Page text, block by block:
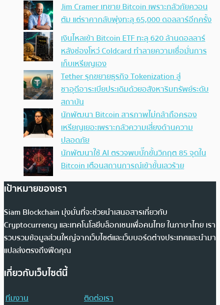
Jim Cramer เทขาย Bitcoin เพราะกลัวภัยควอน
ตัม แต่ราคากลับพุ่งทะลุ 65,000 ดอลลาร์อีกครั้ง
เงินไหลเข้า Bitcoin ETF ทะลุ 620 ล้านดอลลาร์
หลังช่องโหว่ Coldcard ทำลายความเชื่อมั่นการ
เก็บเหรียญเอง
Tether รุกขยายธุรกิจ Tokenization สู่
ซาอุดีอาระเบียประเดิมด้วยอสังหาริมทรัพย์ระดับ
สถาบัน
นักพัฒนา Bitcoin สารภาพไม่กล้าถือครอง
เหรียญเยอะเพราะกลัวความเสี่ยงด้านความ
ปลอดภัย
นักพัฒนาใช้ AI ตรวจพบบั๊กขั้นวิกฤต 85 จุดใน
Bitcoin เตือนสถานการณ์เข้าขั้นเลวร้าย
เป้าหมายของเรา
Siam Blockchain มุ่งมั่นที่จะช่วยนำเสนอสารเกี่ยวกับ
Cryptocurrency และเทคโนโลยีบล็อกเชนเพื่อคนไทย ในภาษาไทย เรา
รวบรวมข้อมูลส่วนใหญ่จากเว็บไซต์และเว็บบอร์ดต่างประเทศและนำมา
แปลส่งตรงถึงฟีดคุณ
เกี่ยวกับเว็บไซต์นี้
ทีมงาน
ติดต่อเรา